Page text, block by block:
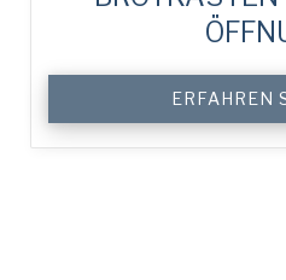
ERFAHREN